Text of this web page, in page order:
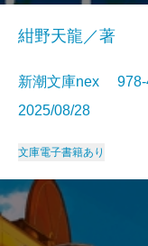
紺野天龍／著
新潮文庫nex
2025/08/28
文庫電子書籍あり